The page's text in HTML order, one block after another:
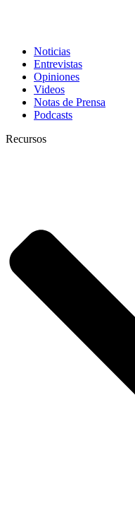
Noticias
Entrevistas
Opiniones
Videos
Notas de Prensa
Podcasts
Recursos